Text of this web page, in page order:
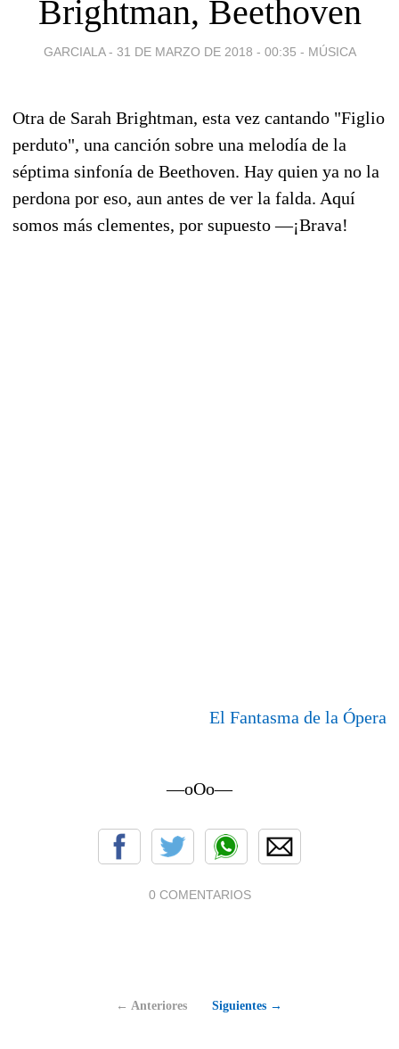
Brightman, Beethoven
GARCIALA - 31 DE MARZO DE 2018 - 00:35 - MÚSICA
Otra de Sarah Brightman, esta vez cantando "Figlio
perduto", una canción sobre una melodía de la
séptima sinfonía de Beethoven. Hay quien ya no la
perdona por eso, aun antes de ver la falda. Aquí
somos más clementes, por supuesto —¡Brava!
El Fantasma de la Ópera
—oOo—
0 COMENTARIOS
← Anteriores Siguientes →